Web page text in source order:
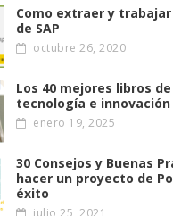
Como extraer y
de SAP
octubre 26, 2020
Los 40 mejores libros
tecnología e innovación
enero 19, 2025
30 Consejos y Buenas
hacer un proyecto de
éxito